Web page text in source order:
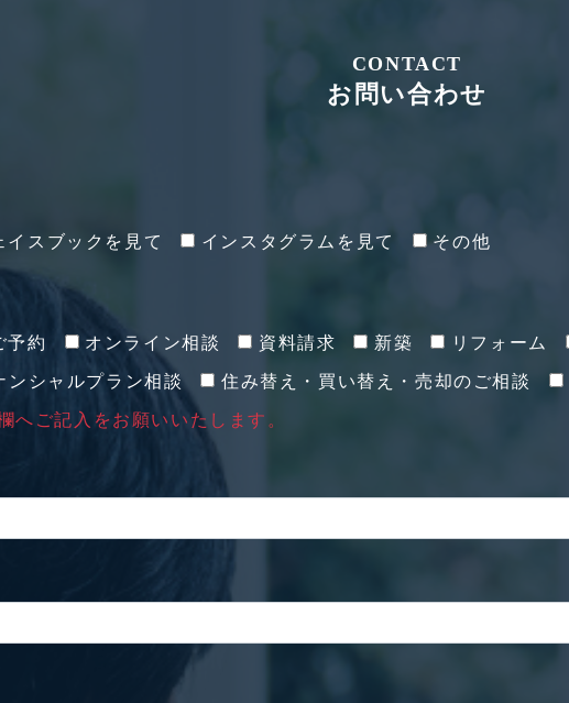
CONTACT
お問い合わせ
イスブックを見て インスタグラムを見て その他
予約 オンライン相談 資料請求 新築 リフォーム
ンシャルプラン相談 住み替え・買い替え・売却のご相談
ご記入をお願いいたします。